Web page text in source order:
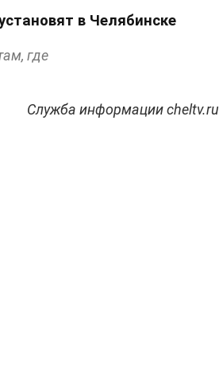
в Челябинске
где
Служба информации cheltv.ru